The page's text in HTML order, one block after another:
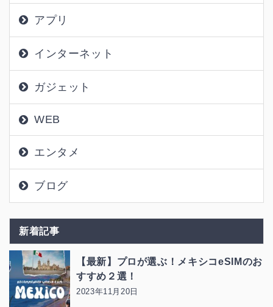
アプリ
インターネット
ガジェット
WEB
エンタメ
ブログ
新着記事
【最新】プロが選ぶ！メキシコeSIMのお
すすめ２選！
2023年11月20日